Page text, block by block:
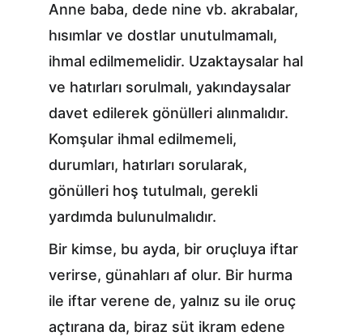
Anne baba, dede nine vb. akrabalar,
hısımlar ve dostlar unutulmamalı,
ihmal edilmemelidir. Uzaktaysalar hal
ve hatırları sorulmalı, yakındaysalar
davet edilerek gönülleri alınmalıdır.
Komşular ihmal edilmemeli,
durumları, hatırları sorularak,
gönülleri hoş tutulmalı, gerekli
yardımda bulunulmalıdır.
Bir kimse, bu ayda, bir oruçluya iftar
verirse, günahları af olur. Bir hurma
ile iftar verene de, yalnız su ile oruç
açtırana da, biraz süt ikram edene